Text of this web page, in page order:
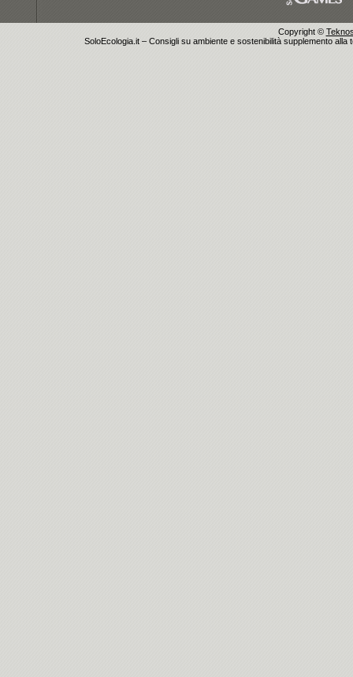
Copyright ©
SoloEcologia.it – Consigli su ambiente e sostenibilità supplemento